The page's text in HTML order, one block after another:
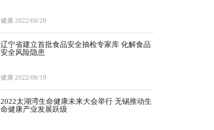
健康 2022/08/29
辽宁省建立首批食品安全抽检专家库 化解食品
安全风险隐患
健康 2022/08/19
2022太湖湾生命健康未来大会举行 无锡推动生
命健康产业发展跃级